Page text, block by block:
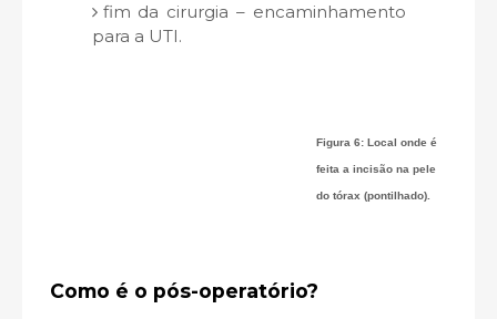
fim da cirurgia – encaminhamento
para a UTI.
Figura 6: Local onde é
feita a incisão na pele
do tórax (pontilhado).
Como é o pós-operatório?